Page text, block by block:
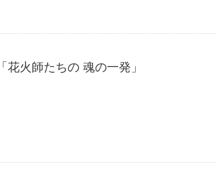
火師たちの 魂の一発」